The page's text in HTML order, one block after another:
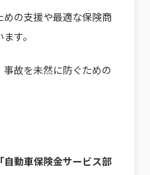
の支援や最適な保険商
す。
事故を未然に防ぐための
自動車保険金サービス部